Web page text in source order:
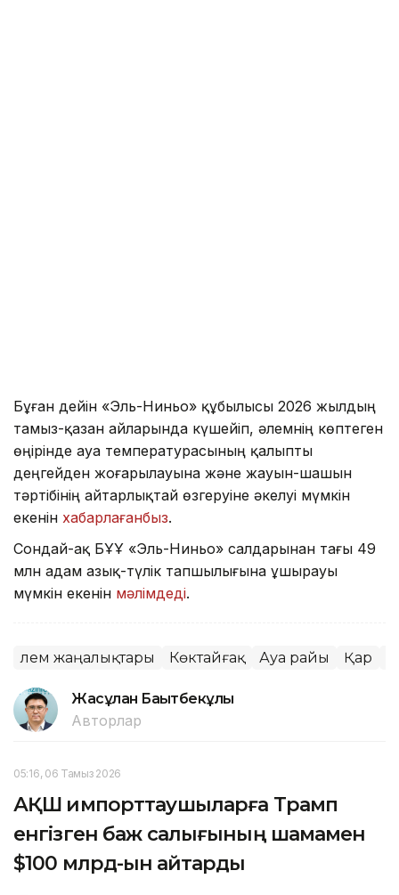
Бұған дейін «Эль-Ниньо» құбылысы 2026 жылдың
тамыз-қазан айларында күшейіп, әлемнің көптеген
өңірінде ауа температурасының қалыпты
деңгейден жоғарылауына және жауын-шашын
тәртібінің айтарлықтай өзгеруіне әкелуі мүмкін
екенін хабарлағанбыз.
Сондай-ақ БҰҰ «Эль-Ниньо» салдарынан тағы 49
млн адам азық-түлік тапшылығына ұшырауы
мүмкін екенін мәлімдеді.
Әлем жаңалықтары Көктайғақ Ауа райы Қар
Жасұлан Бақытбекұлы
Авторлар
05:16, 06 Тамыз 2026
АҚШ импорттаушыларға Трамп
енгізген баж салығының шамамен
$100 млрд-ын қайтарды